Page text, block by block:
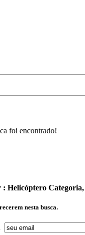
foi encontrado!
: Helicóptero
nesta busca.